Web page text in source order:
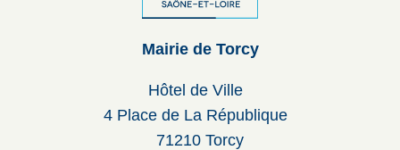
Mairie de Torcy
Hôtel de Ville
4 Place de La République
71210 Torcy